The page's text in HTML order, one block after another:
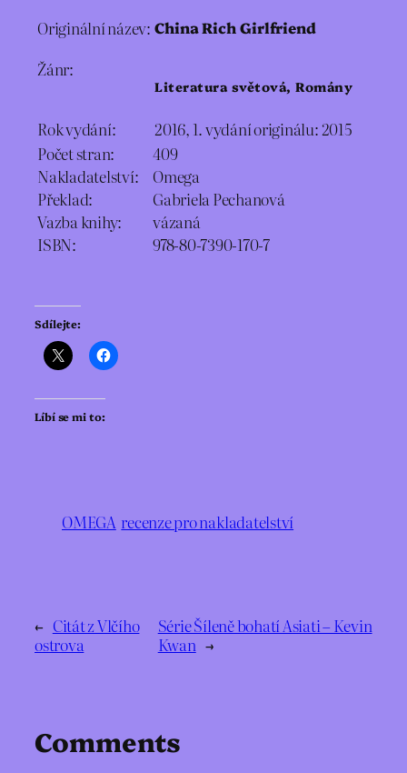
Originální název: China Rich Girlfriend
Žánr:
Literatura světová, Romány
Rok vydání:
2016, 1. vydání originálu: 2015
Počet stran:
409
Nakladatelství:
Omega
Překlad:
Gabriela Pechanová
Vazba knihy:
vázaná
ISBN:
978-80-7390-170-7
Sdílejte:
Líbí se mi to:
OMEGA recenze pro nakladatelství
← Citát z Vlčího
ostrova
Série Šíleně bohatí Asiati – Kevin
Kwan →
Comments